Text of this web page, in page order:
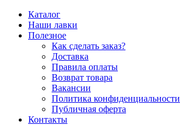
Перейти
содержимому
Каталог
Наши лавки
Полезное
Как сделать заказ?
Доставка
Правила оплаты
Возврат товара
Вакансии
Политика конфиденциальности
Публичная оферта
Контакты